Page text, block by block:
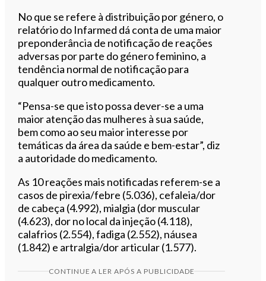
No que se refere à distribuição por género, o
relatório do Infarmed dá conta de uma maior
preponderância de notificação de reações
adversas por parte do género feminino, a
tendência normal de notificação para
qualquer outro medicamento.
“Pensa-se que isto possa dever-se a uma
maior atenção das mulheres à sua saúde,
bem como ao seu maior interesse por
temáticas da área da saúde e bem-estar”, diz
a autoridade do medicamento.
As 10 reações mais notificadas referem-se a
casos de pirexia/febre (5.036), cefaleia/dor
de cabeça (4.992), mialgia (dor muscular
(4.623), dor no local da injeção (4.118),
calafrios (2.554), fadiga (2.552), náusea
(1.842) e artralgia/dor articular (1.577).
CONTINUE A LER APÓS A PUBLICIDADE